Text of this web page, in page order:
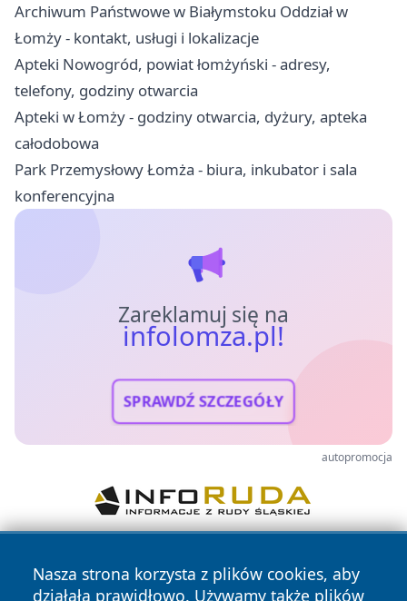
Archiwum Państwowe w Białymstoku Oddział w
Łomży - kontakt, usługi i lokalizacje
Apteki Nowogród, powiat łomżyński - adresy,
telefony, godziny otwarcia
Apteki w Łomży - godziny otwarcia, dyżury, apteka
całodobowa
Park Przemysłowy Łomża - biura, inkubator i sala
konferencyjna
Zareklamuj się na
infolomza.pl!
SPRAWDŹ SZCZEGÓŁY
autopromocja
Nasza strona korzysta z plików cookies, aby
działała prawidłowo. Używamy także plików